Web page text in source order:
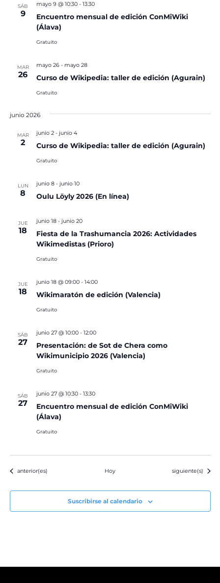
SÁB
9
Encuentro mensual de edición ConMiWiki
(Álava)
mayo 9 @ 10:30- 13:30
Gratuito
MAR
26 Curso de Wikipedia: taller de edición (Agurain)
mayo 26- mayo 28
Gratuito
junio 2026
MAR
2 Curso de Wikipedia: taller de edición (Agurain)
junio 2- junio 4
Gratuito
LUN
8 Oulu Löyly 2026 (En línea)
junio 8- junio 10
JUE
18
Fiesta de la Trashumancia 2026: Actividades
Wikimedistas (Prioro)
junio 18- junio 20
Gratuito
JUE
18 Wikimaratón de edición (Valencia)
junio 18 @ 09:00- 14:00
Gratuito
SÁB
27
Presentación: de Sot de Chera como
Wikimunicipio 2026 (Valencia)
junio 27 @ 10:00- 12:00
Gratuito
SÁB
27
Encuentro mensual de edición ConMiWiki
(Álava)
junio 27 @ 10:30- 13:30
Gratuito
Eventos
anterior(es) Hoy Eventos
siguiente(s)
Suscribirse al calendario